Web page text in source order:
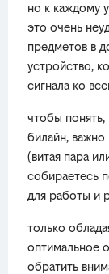
но к каждому
это очень
предметов в
устройство,
сигнала ко
чтобы понять,
билайн, важно
(витая пара
собираетесь
для работы и
только
оптимальное
обратить